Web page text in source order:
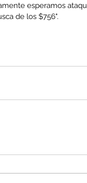
esperamos
de los $756".